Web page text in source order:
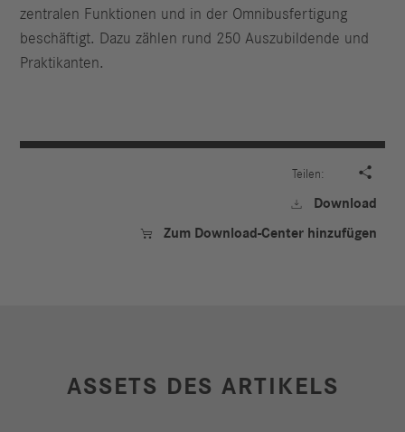
zentralen Funktionen und in der Omnibusfertigung
beschäftigt. Dazu zählen rund 250 Auszubildende und
Praktikanten.
Teilen: 
 Download
 Zum Download-Center hinzufügen
ASSETS DES ARTIKELS